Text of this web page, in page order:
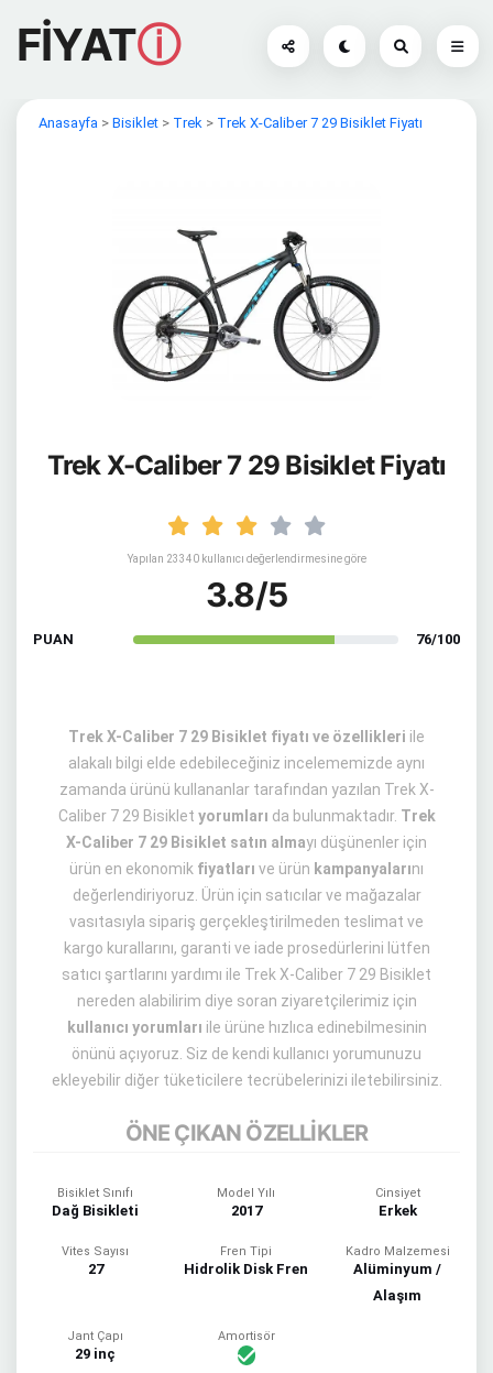
FİYATⓘ
Anasayfa > Bisiklet > Trek > Trek X-Caliber 7 29 Bisiklet Fiyatı
Trek X-Caliber 7 29 Bisiklet Fiyatı
Yapılan 23340 kullanıcı değerlendirmesine göre
3.8/5
PUAN 76/100
Trek X-Caliber 7 29 Bisiklet fiyatı ve özellikleri ile
alakalı bilgi elde edebileceğiniz incelememizde aynı
zamanda ürünü kullananlar tarafından yazılan Trek X-
Caliber 7 29 Bisiklet yorumları da bulunmaktadır. Trek
X-Caliber 7 29 Bisiklet satın almayı düşünenler için
ürün en ekonomik fiyatları ve ürün kampanyalarını
değerlendiriyoruz. Ürün için satıcılar ve mağazalar
vasıtasıyla sipariş gerçekleştirilmeden teslimat ve
kargo kurallarını, garanti ve iade prosedürlerini lütfen
satıcı şartlarını yardımı ile Trek X-Caliber 7 29 Bisiklet
nereden alabilirim diye soran ziyaretçilerimiz için
kullanıcı yorumları ile ürüne hızlıca edinebilmesinin
önünü açıyoruz. Siz de kendi kullanıcı yorumunuzu
ekleyebilir diğer tüketicilere tecrübelerinizi iletebilirsiniz.
ÖNE ÇIKAN ÖZELLİKLER
Bisiklet Sınıfı
Dağ Bisikleti
Model Yılı
2017
Cinsiyet
Erkek
Vites Sayısı
27
Fren Tipi
Hidrolik Disk Fren
Kadro Malzemesi
Alüminyum /
Alaşım
Jant Çapı
29 inç
Amortisör